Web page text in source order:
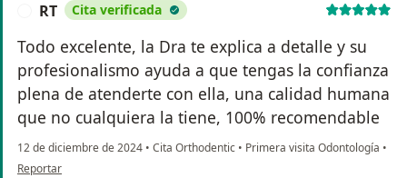
RT Cita verificada
Todo excelente, la Dra te explica a detalle y su
profesionalismo ayuda a que tengas la confianza
plena de atenderte con ella, una calidad humana
que no cualquiera la tiene, 100% recomendable
12 de diciembre de 2024 • Cita Orthodentic • Primera visita Odontología •
en opinión del usuario RT
Reportar